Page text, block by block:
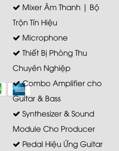
Mixer Âm Thanh | Bộ
Trộn Tín Hiệu
Microphone
Thiết Bị Phòng Thu
Chuyên Nghiệp
Combo Amplifier cho
Guitar & Bass
Synthesizer & Sound
Module Cho Producer
Pedal Hiệu Ứng Guitar